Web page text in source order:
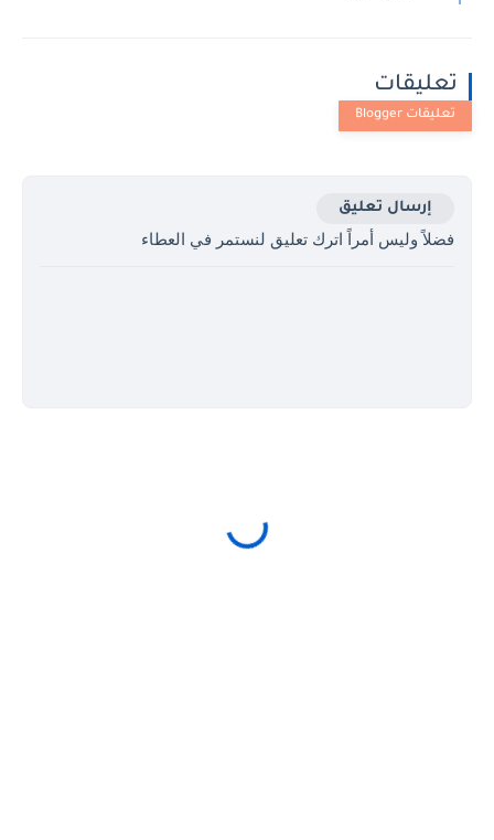
تعليقات
إرسال تعليق
فضلاً وليس أمراً اترك تعليق لنستمر في العطاء